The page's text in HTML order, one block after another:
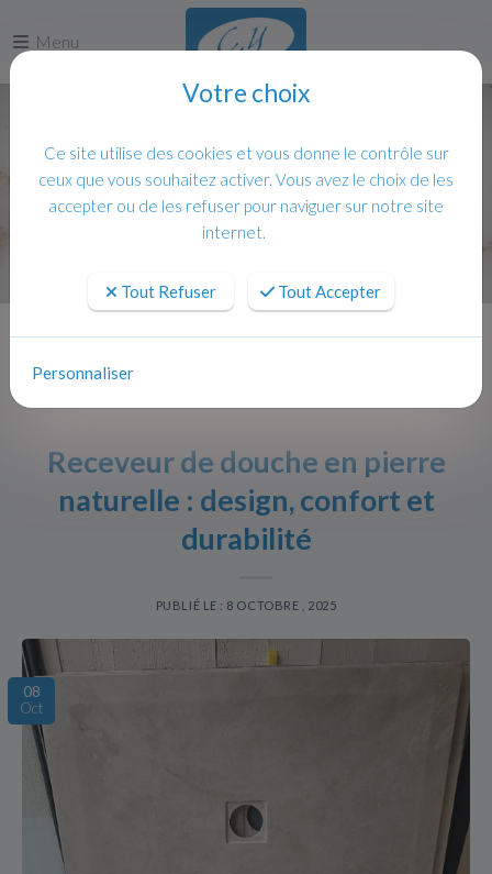
Menu
Receveur de douche en pierre
naturelle : design, confort et
durabilité
PUBLIÉ LE : 8 OCTOBRE , 2025
08
Oct
Votre choix
Ce site utilise des cookies et vous donne le contrôle sur
ceux que vous souhaitez activer. Vous avez le choix de les
accepter ou de les refuser pour naviguer sur notre site
internet.
Tout Refuser Tout Accepter
Personnaliser